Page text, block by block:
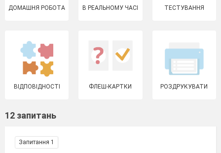
ДОМАШНЯ РОБОТА В РЕАЛЬНОМУ ЧАСІ ТЕСТУВАННЯ
ВІДПОВІДНОСТІ ФЛЕШ-КАРТКИ РОЗДРУКУВАТИ
12 запитань
Запитання 1